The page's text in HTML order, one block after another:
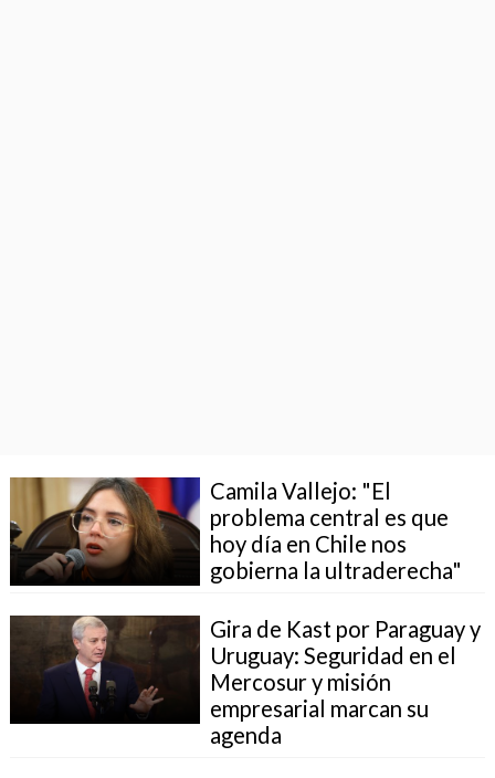
Camila Vallejo: "El
problema central es que
hoy día en Chile nos
gobierna la ultraderecha"
Gira de Kast por Paraguay y
Uruguay: Seguridad en el
Mercosur y misión
empresarial marcan su
agenda